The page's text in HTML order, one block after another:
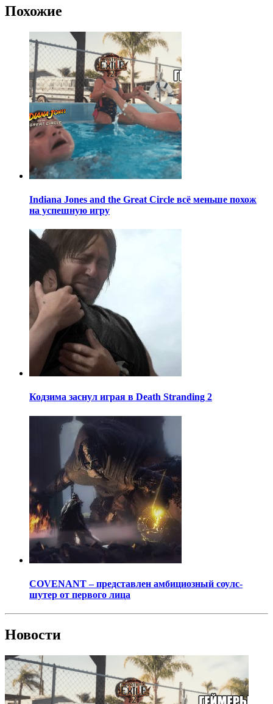
Похожие
Indiana Jones and the Great Circle всё меньше похож
на успешную игру
Кодзима заснул играя в Death Stranding 2
COVENANT – представлен амбициозный соулс-
шутер от первого лица
Новости